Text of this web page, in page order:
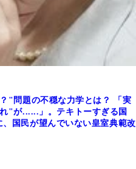
"問題の不穏な力学とは？ 「実
"が......」。テキトーすぎる国
国民が望んでいない皇室典範改